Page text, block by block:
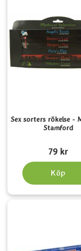
Sex sorters rökelse -
Stamford
79 kr
Köp
Markera nag